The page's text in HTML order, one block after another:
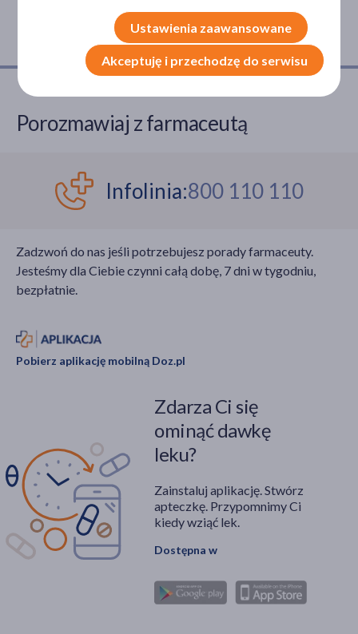
Porozmawiaj z farmaceutą
Infolinia:800 110 110
Zadzwoń do nas jeśli potrzebujesz porady farmaceuty.
Jesteśmy dla Ciebie czynni całą dobę, 7 dni w tygodniu,
bezpłatnie.
Pobierz aplikację mobilną Doz.pl
Zdarza Ci się
ominąć dawkę
leku?
Zainstaluj aplikację. Stwórz
apteczkę. Przypomnimy Ci
kiedy wziąć lek.
Dostępna w
Ustawienia zaawansowane
Akceptuję i przechodzę do serwisu